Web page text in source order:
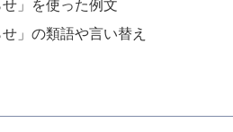
せ」を使った例文
せ」の類語や言い替え